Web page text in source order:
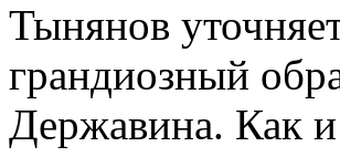
Тынянов
грандиозный
Державина. Как